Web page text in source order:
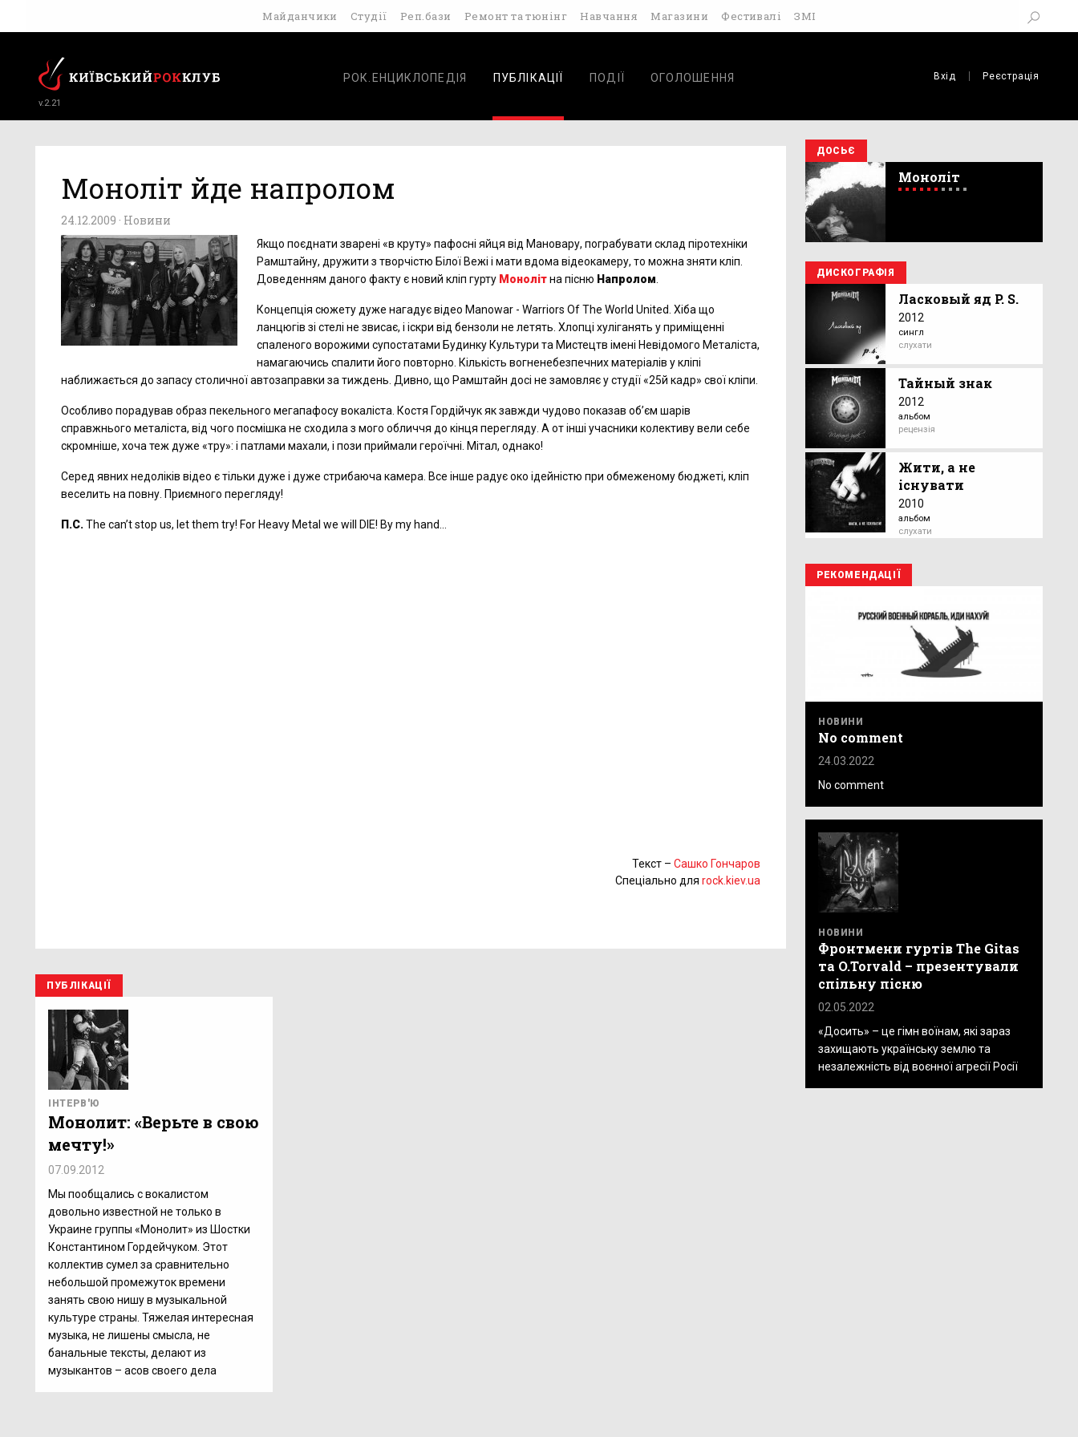
Майданчики Студії Реп.бази Ремонт та тюнінг Навчання Магазини Фестивалі ЗМІ
v.2.21
РОК.ЕНЦИКЛОПЕДІЯ ПУБЛІКАЦІЇ ПОДІЇ ОГОЛОШЕННЯ Вхід Реєстрація
Моноліт йде напролом
24.12.2009 · Новини
Якщо поєднати зварені «в круту» пафосні яйця від Мановару, пограбувати склад піротехніки
Рамштайну, дружити з творчістю Білої Вежі і мати вдома відеокамеру, то можна зняти кліп.
Доведенням даного факту є новий кліп гурту Монолітна пісню Напролом
Концепція сюжету дуже нагадує відео Manowar - Warriors Of The World United. Хіба що
ланцюгів зі стелі не звисає, і іскри від бензоли не летять. Хлопці хуліганять у приміщенні
спаленого ворожими супостатами Будинку Культури та Мистецтв імені Невідомого Металіста,
намагаючись спалити його повторно. Кількість вогненебезпечних матеріалів у кліпі
наближається до запасу столичної автозаправки за тиждень. Дивно, що Рамштайн досі не замовляє у студії «25й кадр» свої кліпи.
Особливо порадував образ пекельного мегапафосу вокаліста. Костя Гордійчук як завжди чудово показав об’єм шарів
справжнього металіста, від чого посмішка не сходила з мого обличчя до кінця перегляду. А от інші учасники колективу вели себе
скромніше, хоча теж дуже «тру»: і патлами махали, і пози приймали героїчні. Мітал, однако!
Серед явних недоліків відео є тільки дуже і дуже стрибаюча камера. Все інше радує око ідейністю при обмеженому бюджеті, кліп
веселить на повну. Приємного перегляду!
П.С.The can’t stop us, let them try! For Heavy Metal we will DIE! By my hand…
Текст – Сашко Гончаров
Спеціально для rock.kiev.ua
ПУБЛІКАЦІЇ
ІНТЕРВ'Ю
Монолит: «Верьте в свою
мечту!»
07.09.2012
Мы пообщались с вокалистом
довольно известной не только в
Украине группы «Монолит» из Шостки
Константином Гордейчуком. Этот
коллектив сумел за сравнительно
небольшой промежуток времени
занять свою нишу в музыкальной
культуре страны. Тяжелая интересная
музыка, не лишены смысла, не
банальные тексты, делают из
музыкантов – асов своего дела
ДОСЬЄ
Моноліт
ДИСКОГРАФІЯ
Ласковый яд P. S.
2012
сингл
слухати
Тайный знак
2012
альбом
рецензія
Жити, а не
існувати
2010
альбом
слухати
РЕКОМЕНДАЦІЇ
НОВИНИ
No comment
24.03.2022
No comment
НОВИНИ
Фронтмени гуртів The Gitas
та O.Torvald – презентували
спільну пісню
02.05.2022
«Досить» – це гімн воїнам, які зараз
захищають українську землю та
незалежність від воєнної агресії Росії